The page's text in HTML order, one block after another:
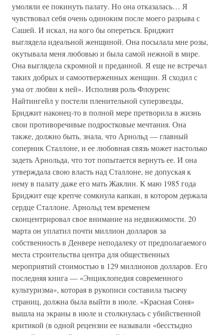
умоляли ее покинуть палату. Но она отказалась… Я
чувствовал себя очень одиноким после моего разрыва с
Сашей. И искал, на кого бы опереться. Бриджит
выглядела идеальной женщиной. Она посылала мне розы,
окутывала меня любовью и была самой нежной в мире.
Она выглядела скромной и преданной. Я еще не встречал
таких добрых и самоотверженных женщин. Я сходил с
ума от любви к ней». Исполняя роль Флоуренс
Найтингейл у постели пленительной суперзвезды,
Бриджит наконец-то в полной мере претворила в жизнь
свои противоречивые подростковые мечтания. Она
также, должно быть, знала, что Арнольд — главный
соперник Сталлоне, и ее любовная связь может настолько
задеть Арнольда, что тот попытается вернуть ее. И она
утверждала свою власть над Сталлоне, не допуская к
нему в палату даже его мать Жаклин. К маю 1985 года
Бриджит еще крепче сомкнула капкан, в котором держала
сердце Сталлоне. Арнольд тем временем
сконцентрировал свое внимание на недвижимости. 20
марта он уплатил почти миллион долларов за
собственность в Денвере неподалеку от предполагаемого
места строительства центра для общественных
мероприятий стоимостью в 129 миллионов долларов. Его
последняя книга — «Энциклопедия современного
культуризма», которая в рукописи составила тысячу
страниц, должна была выйти в июле. «Красная Соня»
вышла на экраны в июле и столкнулась с убийственной
критикой (в одной рецензии ее называли «бесстыдно